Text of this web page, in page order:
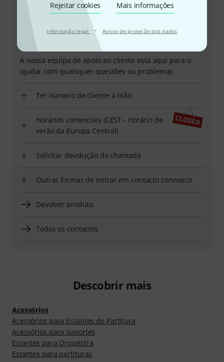
Rejeitar cookies Mais informações
Informação legal · Avisos de proteção dos dados
+49-9546-9223-645
A nossa equipa de apoio ao cliente está aqui para o
ajudar com quaisquer questões ou problemas
Ter número de cliente à mão
Horários comerciais (CEST - Horário de
verão da Europa Central)
Solicitar devolução da chamada
Outras formas de entrar em contacto connosco
Devolver produto
Todos os contactos
Descobrir mais
Acessórios
Acessórios para Estantes de Partitura
Acessórios para suportes
Estantes para Orquestra
Estantes para partituras